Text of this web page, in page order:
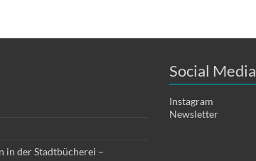
in der Stadtbücherei –
Social Media
Instagram
Newsletter